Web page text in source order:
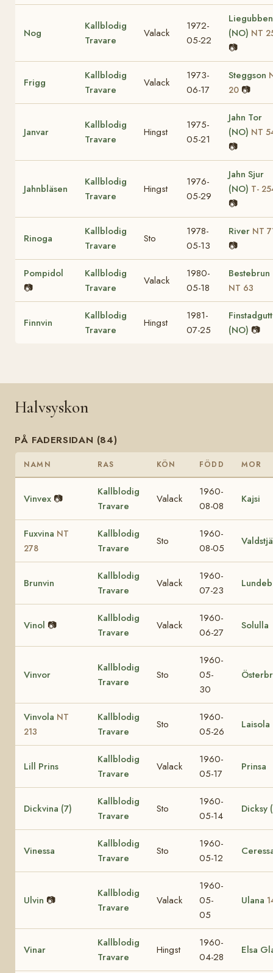
Nog
Kallblodig
Travare
Valack
1972-
05-22
Liegubben
(NO) NT
📷
Frigg
Kallblodig
Travare
Valack
1973-
06-17
Steggson
20 📷
Janvar
Kallblodig
Travare
Hingst
1975-
05-21
Jahn Tor
(NO) NT
📷
Jahnbläsen
Kallblodig
Travare
Hingst
1976-
05-29
Jahn Sjur
(NO) T-
📷
Rinoga
Kallblodig
Travare
Sto
1978-
05-13
River NT
📷
Pompidol
📷
Kallblodig
Travare
Valack
1980-
05-18
Bestebrun
NT 63
Finnvin
Kallblodig
Travare
Hingst
1981-
07-25
(NO) 📷
Halvsyskon
PÅ FADERSIDAN (84)
NAMN RAS KÖN FÖDD MOR
Vinvex 📷
Kallblodig
Travare
Valack
1960-
08-08
Kajsi
Fuxvina NT
278
Kallblodig
Travare
Sto
1960-
08-05
Brunvin
Kallblodig
Travare
Valack
1960-
07-23
Vinol 📷
Kallblodig
Travare
Valack
1960-
06-27
Solulla
Vinvor
Kallblodig
Travare
Sto
1960-
05-
30
Vinvola NT
213
Kallblodig
Travare
Sto
1960-
05-26
Laisola
Lill Prins
Kallblodig
Travare
Valack
1960-
05-17
Prinsa
Dickvina (7)
Kallblodig
Travare
Sto
1960-
05-14
Dicksy
Vinessa
Kallblodig
Travare
Sto
1960-
05-12
Ulvin 📷
Kallblodig
Travare
Valack
1960-
05-
05
Ulana
Vinar
Kallblodig
Travare
Hingst
1960-
04-28
Elsa